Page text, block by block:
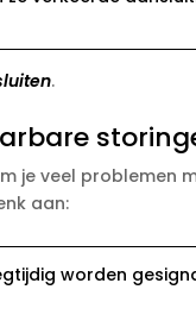
.​
je veel problemen
aan:
worden